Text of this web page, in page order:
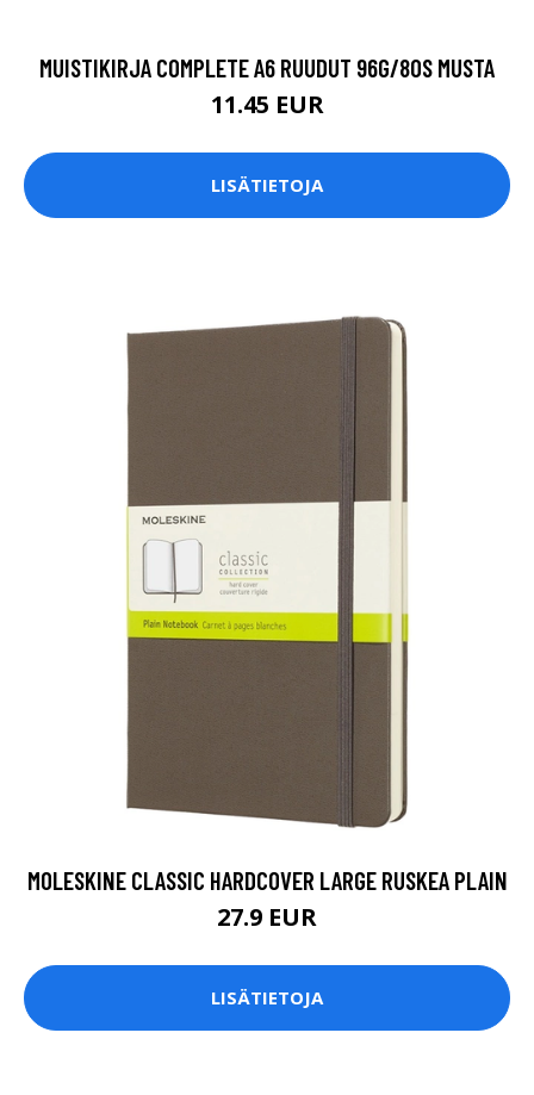
MUISTIKIRJA COMPLETE A6 RUUDUT 96G/80S MUSTA
11.45 EUR
LISÄTIETOJA
MOLESKINE CLASSIC HARDCOVER LARGE RUSKEA PLAIN
27.9 EUR
LISÄTIETOJA